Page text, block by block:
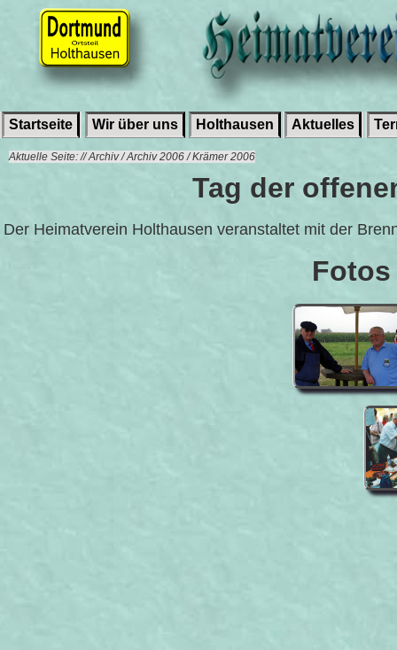
Startseite Wir über uns Holthausen Aktuelles
Aktuelle Seite: // Archiv / Archiv 2006 / Krämer 2006
Tag der
Der Heimatverein Holthausen veranstaltet mit der
Fotos